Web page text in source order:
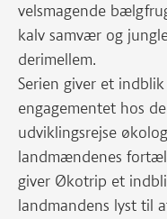
velsmagende
kalv samvær og
derimellem.
Serien giver et
engagementet hos
udviklingsrejse
landmændenes
giver Økotrip et
landmandens lyst til